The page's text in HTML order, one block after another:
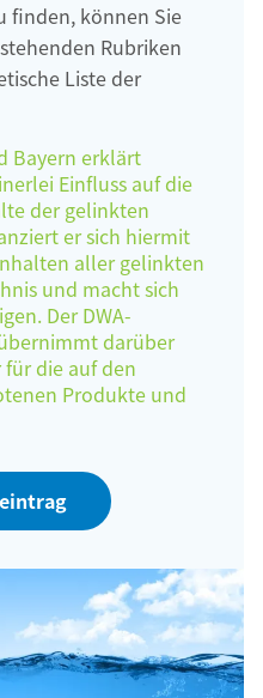
finden, können Sie
Rubriken
Liste der
Bayern erklärt
Einfluss auf die
der gelinkten
er sich hiermit
aller gelinkten
und macht sich
Der DWA-
darüber
die auf den
Produkte und